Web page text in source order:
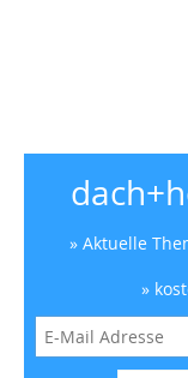
» Aktuelle
»